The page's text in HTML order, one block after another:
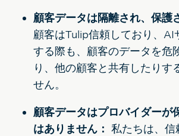
顧客データは隔離され、保護
顧客はTulip信頼しており、AI
する際も、顧客のデータを危
り、他の顧客と共有したりす
せん。
顧客データはプロバイダーが
はありません： 私たちは、信